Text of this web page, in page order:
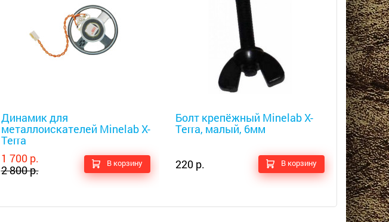
Динамик для
металлоискателей Minelab X-
Terra
1 700 р.
2 800 р.
В корзину
Болт крепёжный Minelab X-
Terra, малый, 6мм
220 р. В корзину
Terra и
1 500 р.